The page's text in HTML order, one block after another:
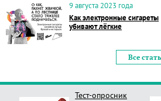
9 августа 2023 года
Как электронные сигареты
убивают лёгкие
Все